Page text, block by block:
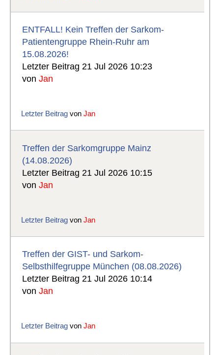
ENTFALL! Kein Treffen der Sarkom-
Patientengruppe Rhein-Ruhr am
15.08.2026!
Letzter Beitrag 21 Jul 2026 10:23
vonJan
Letzter Beitrag vonJan
Treffen der Sarkomgruppe Mainz
(14.08.2026)
Letzter Beitrag 21 Jul 2026 10:15
vonJan
Letzter Beitrag vonJan
Treffen der GIST- und Sarkom-
Selbsthilfegruppe München (08.08.2026)
Letzter Beitrag 21 Jul 2026 10:14
vonJan
Letzter Beitrag vonJan